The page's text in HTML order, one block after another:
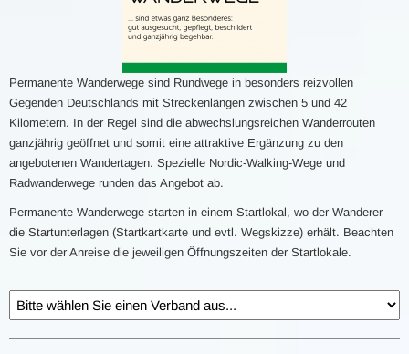
Permanente Wanderwege sind Rundwege in besonders reizvollen
Gegenden Deutschlands mit Streckenlängen zwischen 5 und 42
Kilometern. In der Regel sind die abwechslungsreichen Wanderrouten
ganzjährig geöffnet und somit eine attraktive Ergänzung zu den
angebotenen Wandertagen. Spezielle Nordic-Walking-Wege und
Radwanderwege runden das Angebot ab.
Permanente Wanderwege starten in einem Startlokal, wo der Wanderer
die Startunterlagen (Startkartkarte und evtl. Wegskizze) erhält. Beachten
Sie vor der Anreise die jeweiligen Öffnungszeiten der Startlokale.